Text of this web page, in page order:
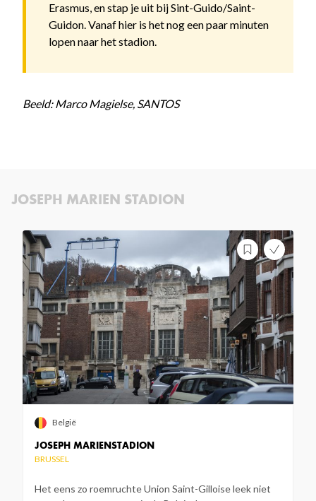
Erasmus, en stap je uit bij Sint-Guido/Saint-
Guidon. Vanaf hier is het nog een paar minuten
lopen naar het stadion.
Beeld: Marco Magielse, SANTOS
JOSEPH MARIEN STADION
JOSEPH MARIENSTADION
BRUSSEL
Het eens zo roemruchte Union Saint-Gilloise leek niet
België